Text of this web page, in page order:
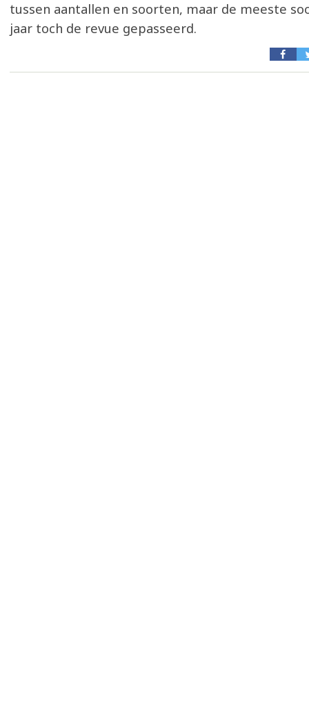
tussen aantallen en soorten, maar de meeste
jaar toch de revue gepasseerd.